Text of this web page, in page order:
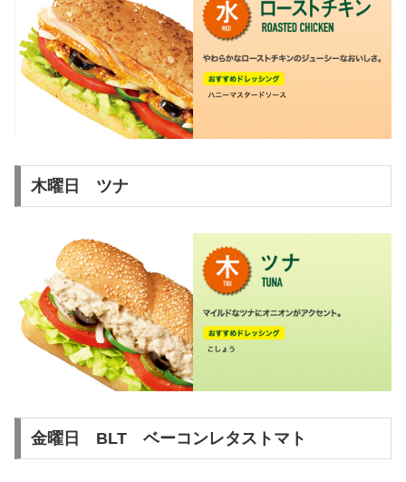
木曜日 ツナ
金曜日 BLT ベーコンレタストマト